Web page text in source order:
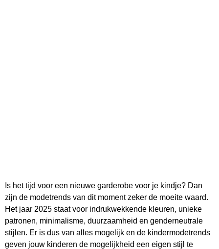
Is het tijd voor een nieuwe garderobe voor je kindje? Dan
zijn de modetrends van dit moment zeker de moeite waard.
Het jaar 2025 staat voor indrukwekkende kleuren, unieke
patronen, minimalisme, duurzaamheid en genderneutrale
stijlen. Er is dus van alles mogelijk en de kindermodetrends
geven jouw kinderen de mogelijkheid een eigen stijl te